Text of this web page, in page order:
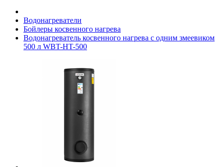
Водонагреватели
Бойлеры косвенного нагрева
Водонагреватель косвенного нагрева с одним змеевиком
500 л WBT-HT-500